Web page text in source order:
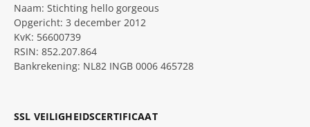
Naam: Stichting hello gorgeous
Opgericht: 3 december 2012
KvK: 56600739
RSIN: 852.207.864
Bankrekening: NL82 INGB 0006 465728
SSL VEILIGHEIDSCERTIFICAAT